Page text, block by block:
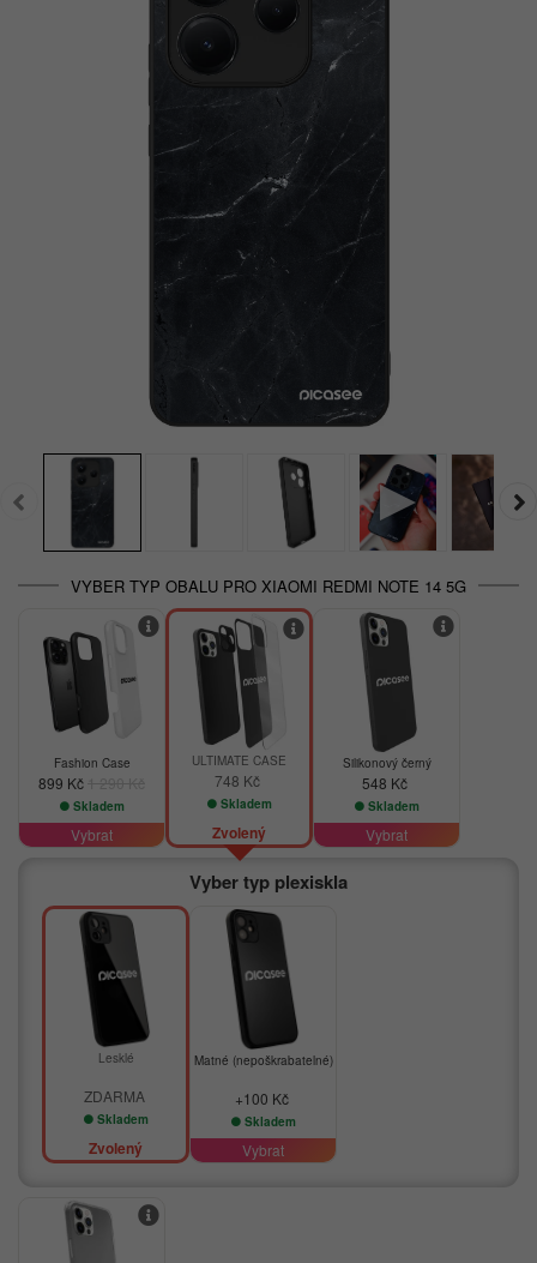
VYBER TYP OBALU PRO XIAOMI REDMI NOTE 14 5G
Fashion Case
899 Kč
Skladem
Vybrat
ULTIMATE CASE
748 Kč
Skladem
Zvolený
Silikonový černý
548 Kč
Skladem
Vybrat
Vyber typ plexiskla
Lesklé
ZDARMA
Skladem
Zvolený
Matné (nepoškrabatelné)
+100 Kč
Skladem
Vybrat